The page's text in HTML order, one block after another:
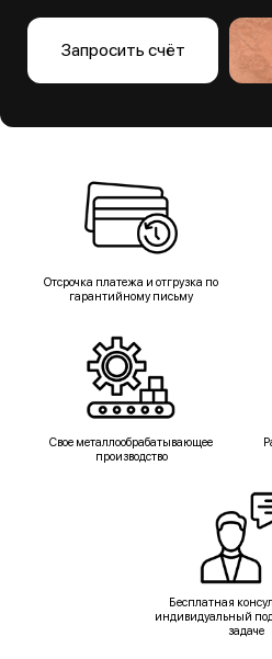
Запросить счёт
Отсрочка платежа и отгрузка по
гарантийному письму
Свое металлообрабатывающее
производство
Бесплатная
индивидуальный
задаче